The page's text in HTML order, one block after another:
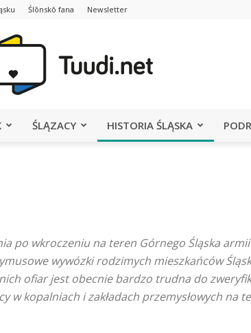
Ślōnskŏ fana Newsletter
ŚLĄZACY HISTORIA ŚLĄSKA
po wkroczeniu na teren Górnego Śląska
wywózki rodzimych mieszkańców
ofiar jest obecnie bardzo trudna do
kopalniach i zakładach przemysłowych na